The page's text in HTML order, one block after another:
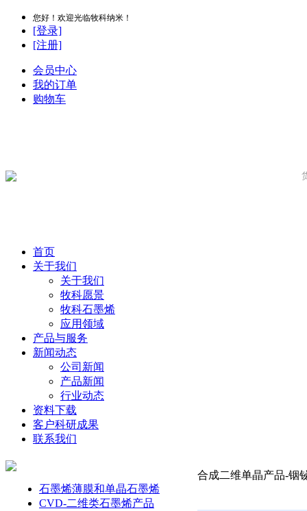
您好！欢迎光临牧科纳米！
[登录]
[注册]
会员中心
我的订单
购物车
首页
关于我们
关于我们
牧科愿景
牧科石墨烯
应用领域
产品与服务
新闻动态
公司新闻
产品新闻
行业动态
资料下载
客户科研成果
联系我们
石墨烯薄膜和单晶石墨烯
CVD-二维类石墨烯产品
合成二维单晶产品-铟